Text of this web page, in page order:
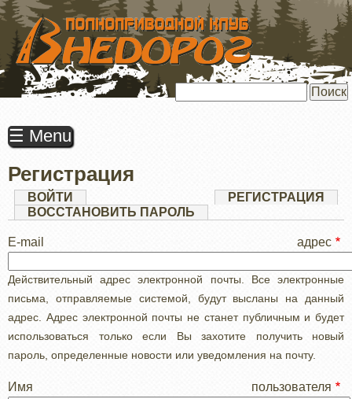
ПЕРЕЙТИ
ОСНОВНОМУ
СОДЕРЖАНИЮ
☰ Menu
Регистрация
Главные
вкладки
ВОЙТИ РЕГИСТРАЦИЯ
ВОССТАНОВИТЬ ПАРОЛЬ
E-mail адрес
Действительный адрес электронной почты. Все электронные
письма, отправляемые системой, будут высланы на данный
адрес. Адрес электронной почты не станет публичным и будет
использоваться только если Вы захотите получить новый
пароль, определенные новости или уведомления на почту.
Имя пользователя